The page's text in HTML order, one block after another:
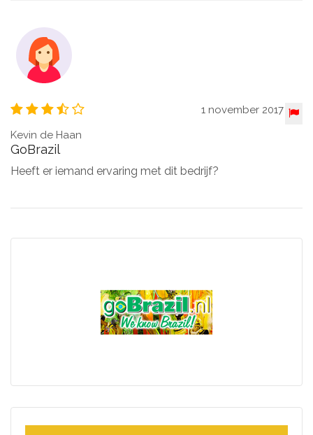
1 november 2017
Kevin de Haan
GoBrazil
Heeft er iemand ervaring met dit bedrijf?